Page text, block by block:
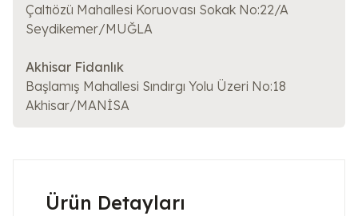
Çaltıözü Mahallesi Koruovası Sokak No:22/A
Seydikemer/MUĞLA
Akhisar Fidanlık
Başlamış Mahallesi Sındırgı Yolu Üzeri No:18
Akhisar/MANİSA
Ürün Detayları